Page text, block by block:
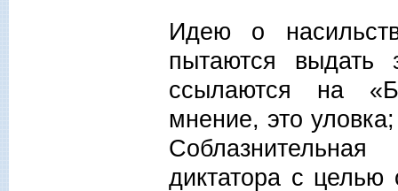
Идею о
пытаются выдать
ссылаются на
мнение, это
диктатора с целью